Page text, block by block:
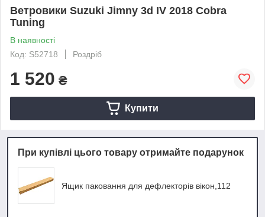
Ветровики Suzuki Jimny 3d IV 2018 Cobra
Tuning
В наявності
Код: S52718
Роздріб
1 520 ₴
Купити
При купівлі цього товару отримайте подарунок
Ящик паковання для дефлекторів вікон,112